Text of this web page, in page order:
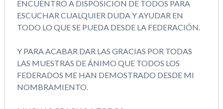
ENCUENTRO A DISPOSICION DE TODOS PARA
ESCUCHAR CUALQUIER DUDA Y AYUDAR EN
TODO LO QUE SE PUEDA DESDE LA FEDERACIÓN.
Y PARA ACABAR DAR LAS GRACIAS POR TODAS
LAS MUESTRAS DE ÁNIMO QUE TODOS LOS
FEDERADOS ME HAN DEMOSTRADO DESDE MI
NOMBRAMIENTO.